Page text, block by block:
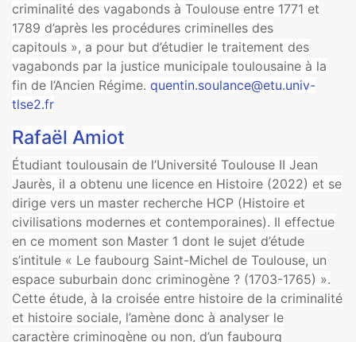
criminalité des vagabonds à Toulouse entre 1771 et
1789 d’après les procédures criminelles des
capitouls », a pour but d’étudier le traitement des
vagabonds par la justice municipale toulousaine à la
fin de l’Ancien Régime. quentin.soulance@etu.univ-
tlse2.fr
Rafaël Amiot
Étudiant toulousain de l’Université Toulouse II Jean
Jaurès, il a obtenu une licence en Histoire (2022) et se
dirige vers un master recherche HCP (Histoire et
civilisations modernes et contemporaines). Il effectue
en ce moment son Master 1 dont le sujet d’étude
s’intitule « Le faubourg Saint-Michel de Toulouse, un
espace suburbain donc criminogène ? (1703-1765) ».
Cette étude, à la croisée entre histoire de la criminalité
et histoire sociale, l’amène donc à analyser le
caractère criminogène ou non, d’un faubourg